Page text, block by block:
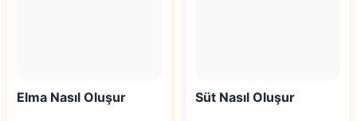
Elma Nasıl Oluşur Süt Nasıl Oluşur